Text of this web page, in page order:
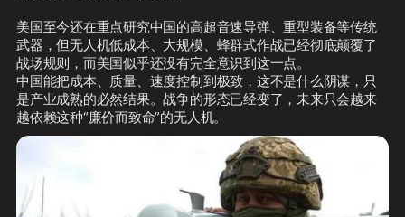
美国至今还在重点研究中国的高超音速导弹、重型装备等传统
武器，但无人机低成本、大规模、蜂群式作战已经彻底颠覆了
战场规则，而美国似乎还没有完全意识到这一点。
中国能把成本、质量、速度控制到极致，这不是什么阴谋，只
是产业成熟的必然结果。战争的形态已经变了，未来只会越来
越依赖这种“廉价而致命”的无人机。